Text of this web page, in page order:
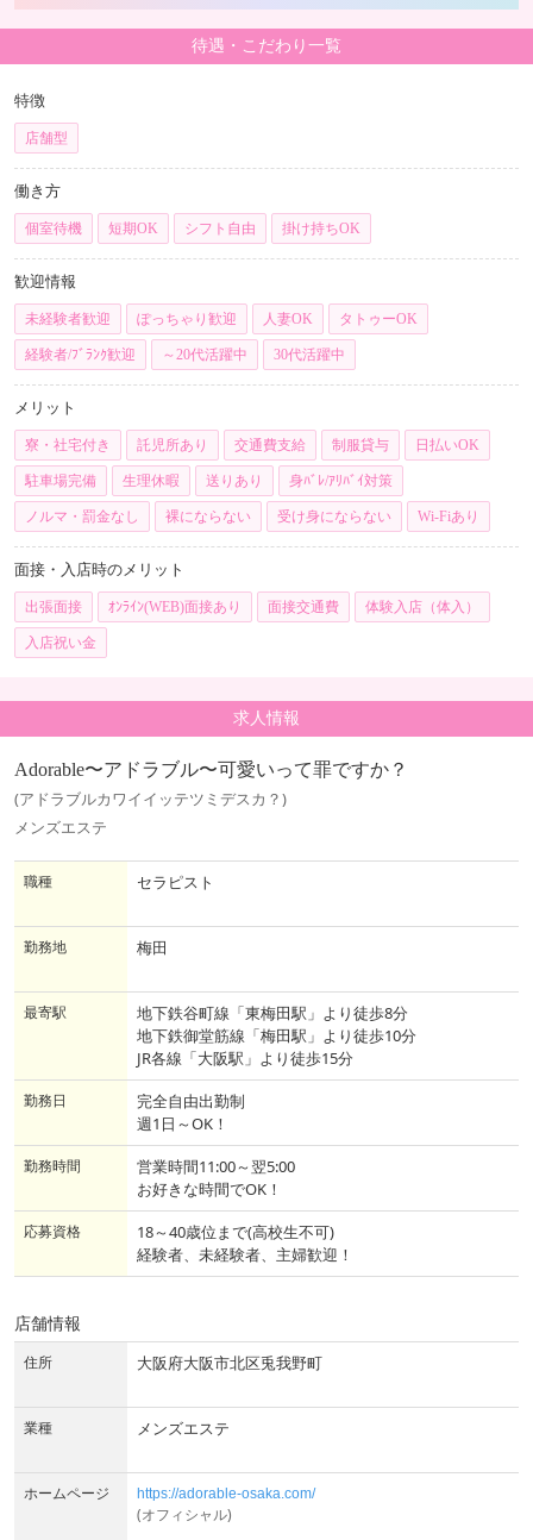
わった時点で店長さんに痛みの深刻さをしっか
り伝え、3本目が始まる前に、患部を保護したり
接客内容を調整したりする時間をもらうこと」
夢が覚めてしまうため、理由は伏せたまま「今
てくれたら嬉しいな」と、目の前のお客様に甘
えるような伝え方ができれば、お相手も嫌な気
れたはずです。
​アンケートの結果はショックだと思いますが、
それはあなたの魅力が足りなかったわけではな
自分を責めないでくださいね。まずはゆっくり
休んで、傷を癒やしてください。
待遇・こだわり一覧
特徴
店舗型
働き方
個室待機 短期OK シフト自由 掛け持ちOK
歓迎情報
未経験者歓迎 ぽっちゃり歓迎 人妻OK タトゥーOK
経験者/ﾌﾞﾗﾝｸ歓迎 ～20代活躍中 30代活躍中
メリット
寮・社宅付き 託児所あり 交通費支給 制服貸与 日払いOK
駐車場完備 生理休暇 送りあり 身ﾊﾞﾚ/ｱﾘﾊﾞｲ対策
ノルマ・罰金なし 裸にならない 受け身にならない Wi-Fiあり
面接・入店時のメリット
出張面接 ｵﾝﾗｲﾝ(WEB)面接あり 面接交通費 体験入店（体入）
入店祝い金
求人情報
Adorable〜アドラブル〜可愛いって罪ですか？
(アドラブルカワイイッテツミデスカ？)
メンズエステ
職種 セラピスト
勤務地 梅田
最寄駅
地下鉄谷町線「東梅田駅」より徒歩8分
地下鉄御堂筋線「梅田駅」より徒歩10分
JR各線「大阪駅」より徒歩15分
勤務日
完全自由出勤制
週1日～OK！
勤務時間
営業時間11:00～翌5:00
お好きな時間でOK！
応募資格
18～40歳位まで(高校生不可)
経験者、未経験者、主婦歓迎！
店舗情報
住所 大阪府大阪市北区兎我野町
業種 メンズエステ
ホームページ https://adorable-osaka.com/
(オフィシャル)